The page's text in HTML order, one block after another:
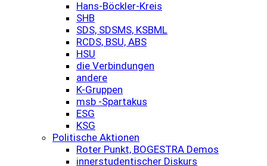
Hans-Böckler-Kreis
SHB
SDS, SDSMS, KSBML
RCDS, BSU, ABS
HSU
die Verbindungen
andere
K-Gruppen
msb -Spartakus
ESG
KSG
Politische Aktionen
Roter Punkt, BOGESTRA Demos
innerstudentischer Diskurs